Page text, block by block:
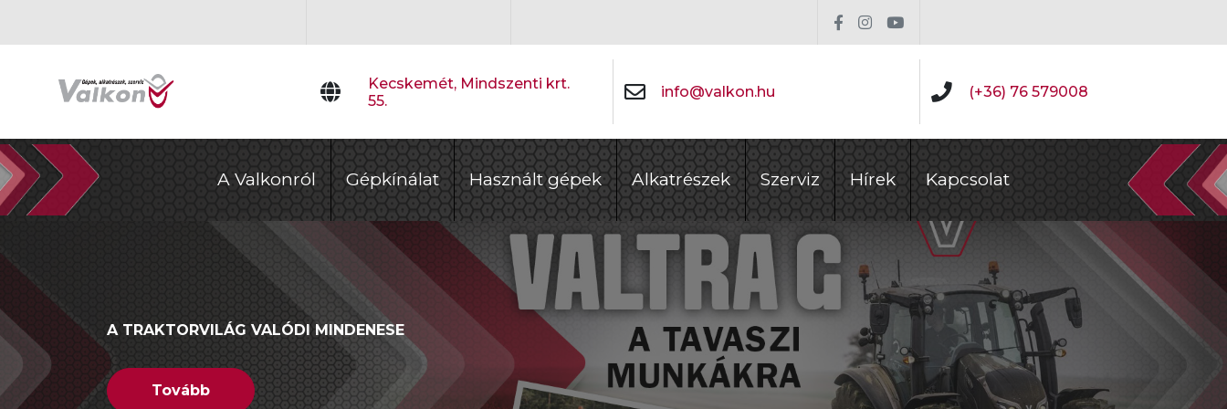
Kecskemét, Mindszenti krt.
55.
info@valkon.hu (+36) 76 579008
A Valkonról Gépkínálat Használt gépek Alkatrészek Szerviz Hírek Kapcsolat
MINDEN HITACHI GÉPKATEGÓRIÁRA 5 ÉV GARANCIA
Tovább
A TRAKTORVILÁG VALÓDI MINDENESE
Tovább
A CSÚCSKATEGÓRIÁS MŰTRÁGYASZÓRÓ
Tovább